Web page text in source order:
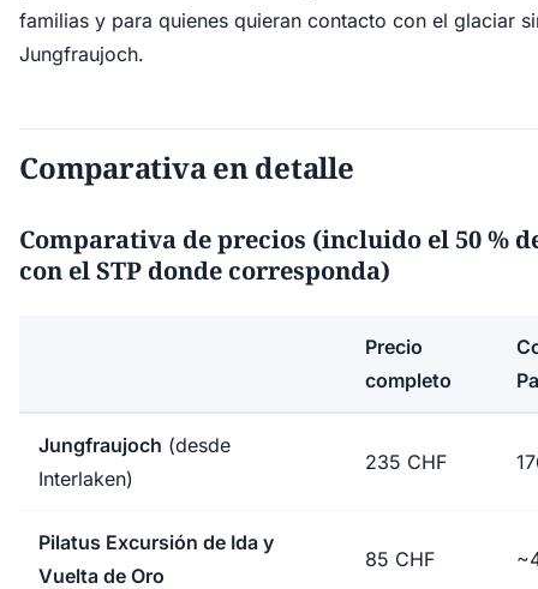
familias y para quienes quieran contacto con el glaciar
Jungfraujoch.
Comparativa en detalle
Comparativa de precios (incluido el 50 %
con el STP donde corresponda)
Precio
completo
Jungfraujoch (desde
Interlaken)
235 CHF
Pilatus Excursión de Ida y
Vuelta de Oro
85 CHF